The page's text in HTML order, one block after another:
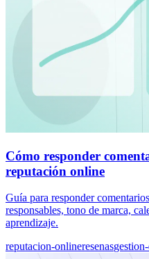
Cómo responder
reputación online
Guía para responder
responsables, tono de marca,
aprendizaje.
reputacion-onlineresenas